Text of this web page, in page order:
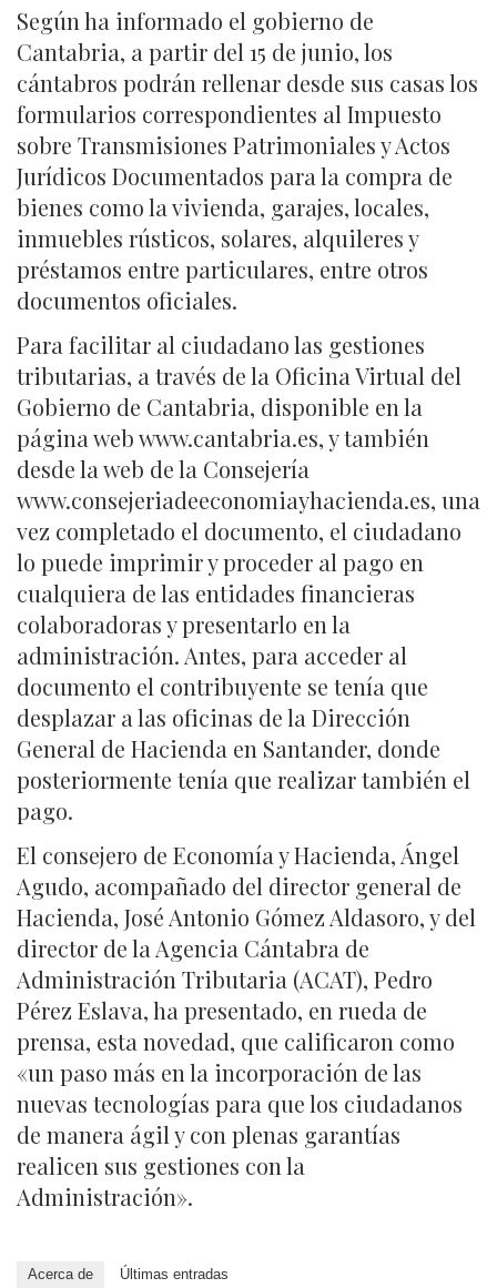
Según ha informado el gobierno de
Cantabria, a partir del 15 de junio, los
cántabros podrán rellenar desde sus casas los
formularios correspondientes al Impuesto
sobre Transmisiones Patrimoniales y Actos
Jurídicos Documentados para la compra de
bienes como la vivienda, garajes, locales,
inmuebles rústicos, solares, alquileres y
préstamos entre particulares, entre otros
documentos oficiales.
Para facilitar al ciudadano las gestiones
tributarias, a través de la Oficina Virtual del
Gobierno de Cantabria, disponible en la
página web www.cantabria.es, y también
desde la web de la Consejería
www.consejeriadeeconomiayhacienda.es, una
vez completado el documento, el ciudadano
lo puede imprimir y proceder al pago en
cualquiera de las entidades financieras
colaboradoras y presentarlo en la
administración. Antes, para acceder al
documento el contribuyente se tenía que
desplazar a las oficinas de la Dirección
General de Hacienda en Santander, donde
posteriormente tenía que realizar también el
pago.
El consejero de Economía y Hacienda, Ángel
Agudo, acompañado del director general de
Hacienda, José Antonio Gómez Aldasoro, y del
director de la Agencia Cántabra de
Administración Tributaria (ACAT), Pedro
Pérez Eslava, ha presentado, en rueda de
prensa, esta novedad, que calificaron como
«un paso más en la incorporación de las
nuevas tecnologías para que los ciudadanos
de manera ágil y con plenas garantías
realicen sus gestiones con la
Administración».
Acerca de Últimas entradas